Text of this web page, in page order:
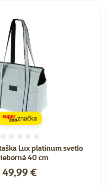
Lux platinum svetlo
40 cm
Cena
49,99 €
značka